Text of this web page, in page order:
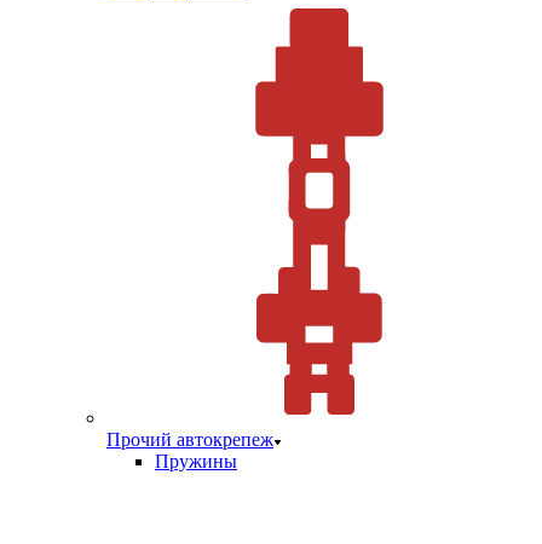
Прочий автокрепеж
Пружины